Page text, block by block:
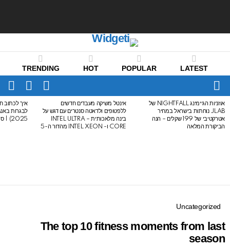
LATEST
POPULAR
HOT
TRENDING
Menu
SWITCH
SKIN
LATEST
STORIES
אוזניות הגיימינג NIGHTFALL של
JLAB נוחתות בישראל במחיר
אטרקטיבי של 199 שקלים – הנה
הביקורת המלאה
אינטל משיקה מעבדים חדשים
ללפטופים ולדאטה סנטרים עם דגש על
בינה מלאכותית – INTEL ULTRA
CORE ו- INTEL XEON מהדור ה-5
איך לכתוב
2025) | סיכום לבגרות באנגלית
Uncategorized
The top 10 fitness moments from last
season